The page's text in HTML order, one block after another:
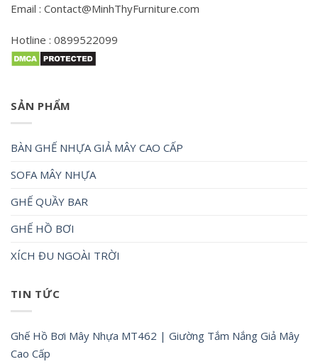
Email : Contact@MinhThyFurniture.com
Hotline : 0899522099
SẢN PHẨM
BÀN GHẾ NHỰA GIẢ MÂY CAO CẤP
SOFA MÂY NHỰA
GHẾ QUẦY BAR
GHẾ HỒ BƠI
XÍCH ĐU NGOÀI TRỜI
TIN TỨC
Ghế Hồ Bơi Mây Nhựa MT462 | Giường Tắm Nắng Giả Mây
Cao Cấp